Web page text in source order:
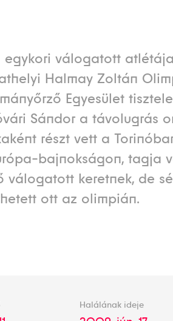
egykori válogatott
Halmay Zoltán
Egyesület
Sándor a távolugrás
részt vett a
bajnokságon, tagja
válogatott keretnek, de
ott az olimpián.
Halálának ideje